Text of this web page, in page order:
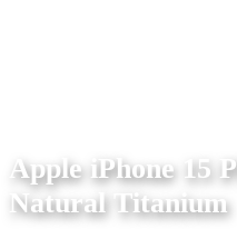
Apple iPhone 15
Natural Titanium